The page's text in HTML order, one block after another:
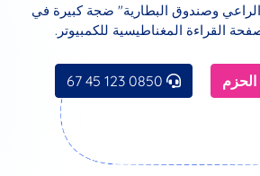
"الراعي وصندوق البطارية" ضجة كبيرة في
القراءة المغناطيسية للكمبيوتر.